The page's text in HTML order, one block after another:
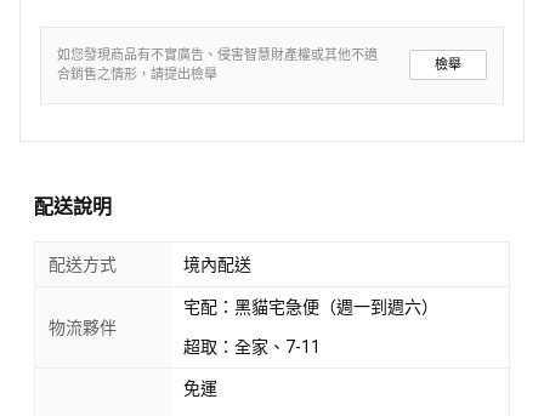
如您發現商品有不實廣告、侵害智慧財產權或其他不適
合銷售之情形，請提出檢舉
檢舉
配送說明
配送方式 境內配送
物流夥伴
宅配：黑貓宅急便（週一到週六）
超取：全家、7-11
免運